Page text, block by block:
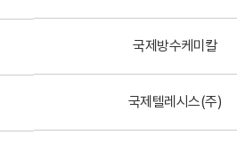
국제방수케미칼
국제텔레시스(주)